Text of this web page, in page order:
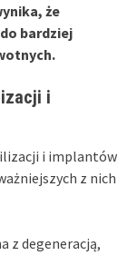
że
bardziej
i
i implantów
z nich
z degeneracją,